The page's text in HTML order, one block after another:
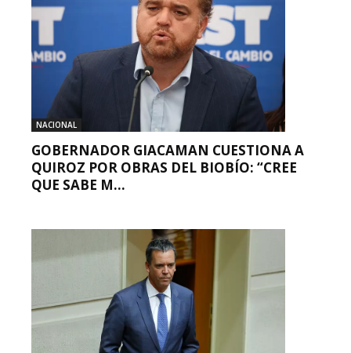
NACIONAL
GOBERNADOR GIACAMAN CUESTIONA A
QUIROZ POR OBRAS DEL BIOBÍO: “CREE
QUE SABE M...